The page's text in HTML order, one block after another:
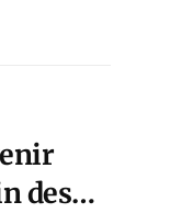
des